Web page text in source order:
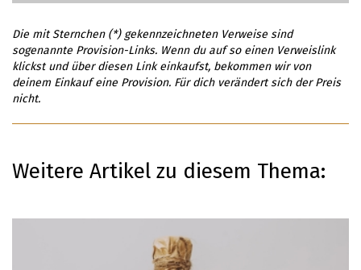
Die mit Sternchen (*) gekennzeichneten Verweise sind
sogenannte Provision-Links. Wenn du auf so einen Verweislink
klickst und über diesen Link einkaufst, bekommen wir von
deinem Einkauf eine Provision. Für dich verändert sich der Preis
nicht.
Weitere Artikel zu diesem Thema: